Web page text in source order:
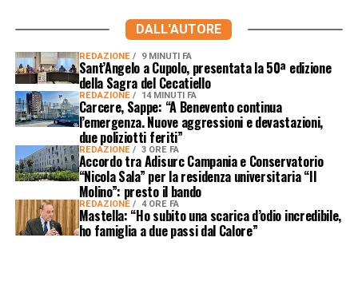
DALL'AUTORE
REDAZIONE 9 MINUTI FA
Sant’Angelo a Cupolo, presentata la 50ª edizione
della Sagra del Cecatiello
REDAZIONE 14 MINUTI FA
Carcere, Sappe: “A Benevento continua
l’emergenza. Nuove aggressioni e devastazioni,
due poliziotti feriti”
REDAZIONE 3 ORE FA
Accordo tra Adisurc Campania e Conservatorio
“Nicola Sala” per la residenza universitaria “Il
Molino”: presto il bando
REDAZIONE 4 ORE FA
Mastella: “Ho subito una scarica d’odio incredibile,
ho famiglia a due passi dal Calore”